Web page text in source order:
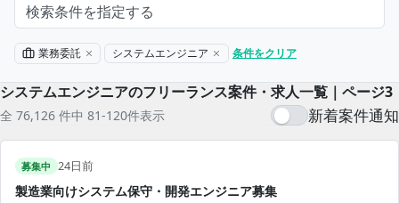
検索条件を指定する
業務委託 システムエンジニア 条件をクリア
システムエンジニアのフリーランス案件・求人一覧｜ページ3
全 76,126 件中 81-120件表示 新着案件通知
募集中 24日前
製造業向けシステム保守・開発エンジニア募集